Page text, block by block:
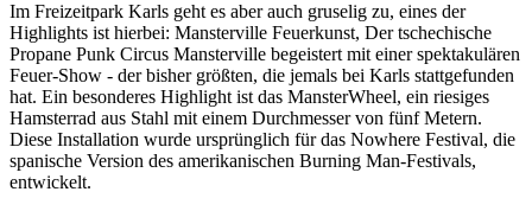
Im Freizeitpark Karls geht es aber auch gruselig zu, eines der
Highlights ist hierbei: Mansterville Feuerkunst, Der tschechische
Propane Punk Circus Mansterville begeistert mit einer spektakulären
Feuer-Show - der bisher größten, die jemals bei Karls stattgefunden
hat. Ein besonderes Highlight ist das MansterWheel, ein riesiges
Hamsterrad aus Stahl mit einem Durchmesser von fünf Metern.
Diese Installation wurde ursprünglich für das Nowhere Festival, die
spanische Version des amerikanischen Burning Man-Festivals,
entwickelt.